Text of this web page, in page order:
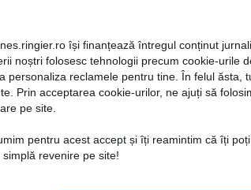
își finanțează întregul conținut
noștri folosesc tehnologii precum cookie-urile
personaliza reclamele pentru tine. În felul ăsta,
Prin acceptarea cookie-urilor, ne ajuți să
pe site.
pentru acest accept și îți reamintim că îți
simplă revenire pe site!